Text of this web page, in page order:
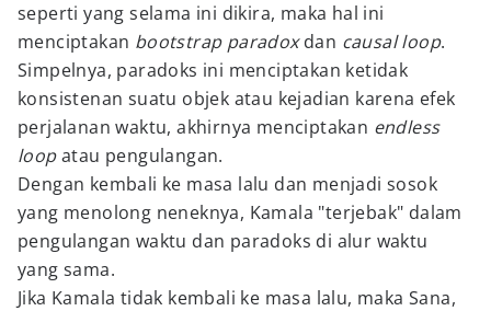
seperti yang selama ini dikira, maka hal ini
menciptakan bootstrap paradoxdan causal loop.
Simpelnya, paradoks ini menciptakan ketidak
konsistenan suatu objek atau kejadian karena efek
perjalanan waktu, akhirnya menciptakan endless
loopatau pengulangan.
Dengan kembali ke masa lalu dan menjadi sosok
yang menolong neneknya, Kamala "terjebak" dalam
pengulangan waktu dan paradoks di alur waktu
yang sama.
Jika Kamala tidak kembali ke masa lalu, maka Sana,